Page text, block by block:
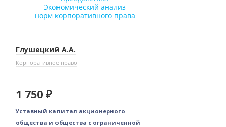
Глушецкий А.А.
Корпоративное право
1 750 ₽
Уставный капитал акционерного
общества и общества с ограниченной